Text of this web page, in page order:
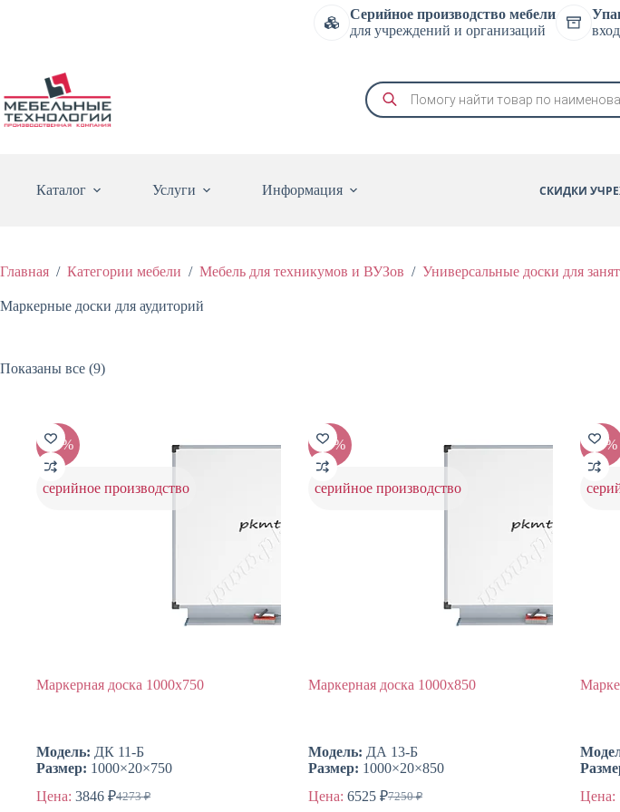
Серийное производство мебели
для учреждений и организаций
Поиск
товаров
Каталог Услуги Информация СКИДКИ
Главная / Категории мебели / Мебель для техникумов и ВУЗов / Универсальные доски для
Маркерные доски для аудиторий
Показаны все (9)Цены:
-10%
серийное производство
Маркерная доска 1000х750
Модель: ДК 11-Б
Размер: 1000×20×750
Цена:
4273₽
Первоначальная
3846 ₽Текущая
-10%
серийное производство
Маркерная доска 1000х850
Модель: ДА 13-Б
Размер: 1000×20×850
Цена:
7250₽
Первоначальная
6525 ₽Текущая
-10%
Цена: